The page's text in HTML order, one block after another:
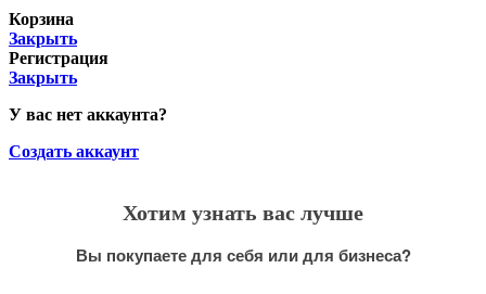
Корзина
Закрыть
Регистрация
Закрыть
У вас нет аккаунта?
Создать аккаунт
Хотим узнать вас лучше
Вы покупаете для себя или для бизнеса?